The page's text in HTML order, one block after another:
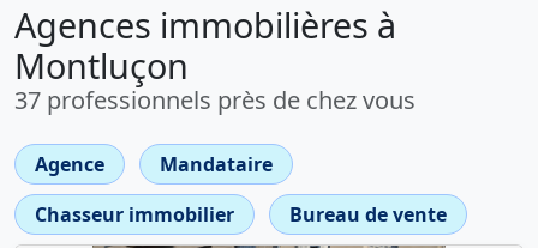
Agences immobilières à
Montluçon
37 professionnels près de chez vous
Agence
Mandataire
Chasseur immobilier
Bureau de vente